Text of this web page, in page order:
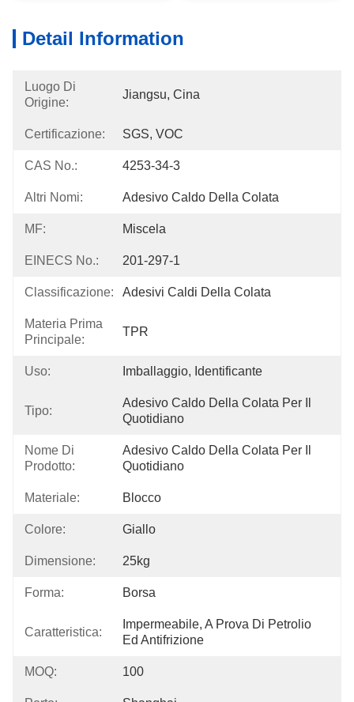
Detail Information
Luogo Di
Origine:
Jiangsu, Cina
Certificazione: SGS, VOC
CAS No.: 4253-34-3
Altri Nomi: Adesivo Caldo Della Colata
MF: Miscela
EINECS No.: 201-297-1
Classificazione: Adesivi Caldi Della Colata
Materia Prima
Principale:
TPR
Uso: Imballaggio, Identificante
Tipo:
Adesivo Caldo Della Colata Per Il
Quotidiano
Nome Di
Prodotto:
Adesivo Caldo Della Colata Per Il
Quotidiano
Materiale: Blocco
Colore: Giallo
Dimensione: 25kg
Forma: Borsa
Caratteristica:
Impermeabile, A Prova Di Petrolio
Ed Antifrizione
MOQ: 100